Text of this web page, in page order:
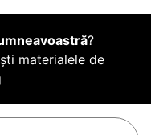
?
materialele de